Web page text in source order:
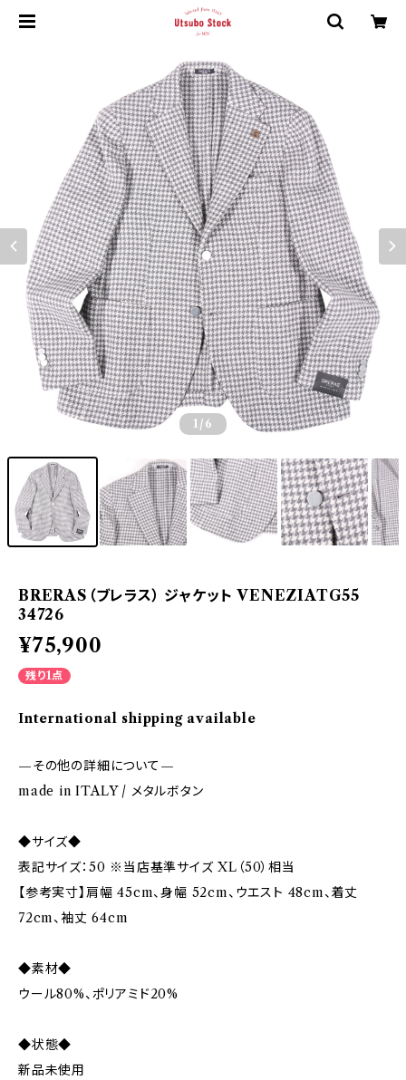
1 /6
BRERAS（ブレラス） ジャケット VENEZIATG55
34726
¥75,900
残り1点
International shipping available
—その他の詳細について—
made in ITALY / メタルボタン
◆サイズ◆
表記サイズ：50 ※当店基準サイズ XL（50）相当
【参考実寸】肩幅 45cm、身幅 52cm、ウエスト 48cm、着丈
72cm、袖丈 64cm
◆素材◆
ウール80%、ポリアミド20%
◆状態◆
新品未使用